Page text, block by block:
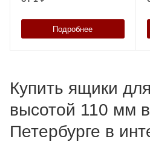
стенками и дном
Подробнее
Купить ящики
высотой 110 мм
Петербурге в